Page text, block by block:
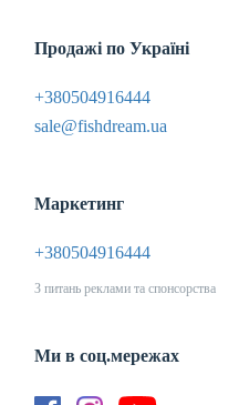
Продажі по Україні
+380504916444
sale@fishdream.ua
Маркетинг
+380504916444
З питань реклами та спонсорства
Ми в соц.мережах